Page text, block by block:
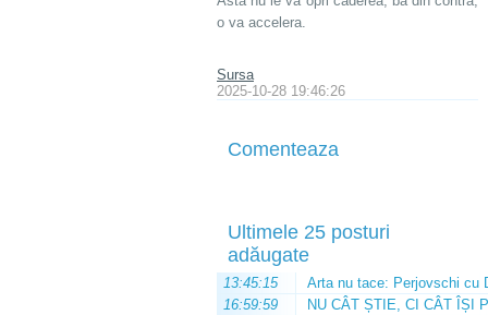
o va accelera.
Sursa
2025-10-28 19:46:26
Comenteaza
Ultimele 25 posturi
adăugate
13:45:15
Arta nu tace: Perjovschi cu
16:59:59
NU CÂT ȘTIE, CI CÂT ÎȘI